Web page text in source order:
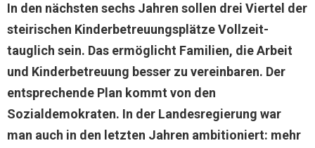
In den nächsten sechs Jahren sollen drei Viertel der
steirischen Kinderbetreuungsplätze Vollzeit-
tauglich sein. Das ermöglicht Familien, die Arbeit
und Kinderbetreuung besser zu vereinbaren. Der
entsprechende Plan kommt von den
Sozialdemokraten. In der Landesregierung war
man auch in den letzten Jahren ambitioniert: mehr